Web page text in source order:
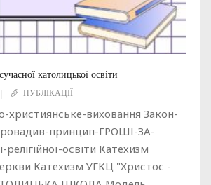
католицької освіти
ПУБЛІКАЦІЇ
християнське-виховання Закон-
принцип-ГРОШІ-ЗА-
освіти Катехизм
Катехизм УГКЦ "Христос -